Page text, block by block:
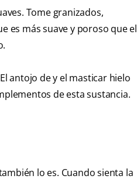
Tome granizados,
es más suave y poroso que el
antojo de y el masticar hielo
de esta sustancia.
lo es. Cuando sienta la